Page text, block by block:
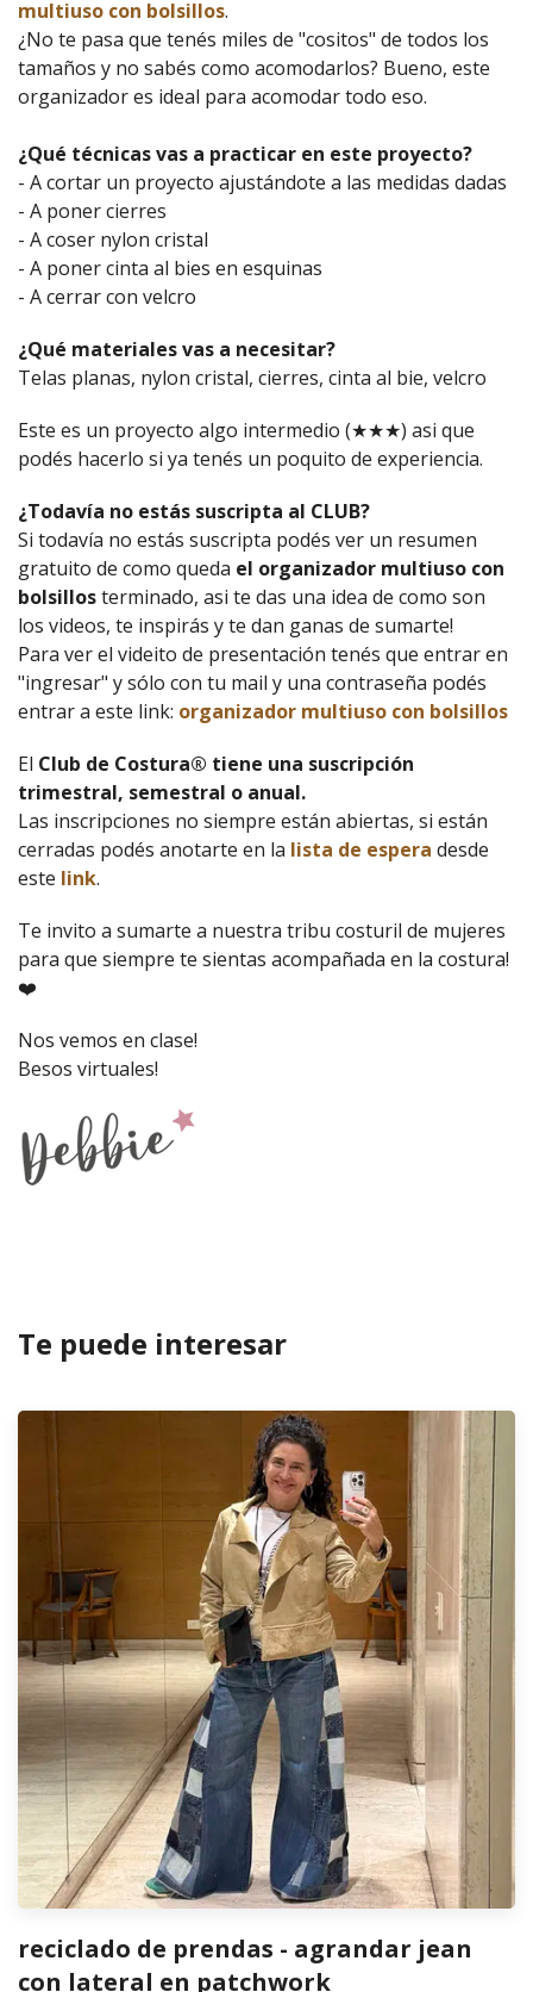
multiuso con bolsillos.
¿No te pasa que tenés miles de "cositos" de todos los
tamaños y no sabés como acomodarlos? Bueno, este
organizador es ideal para acomodar todo eso.
¿Qué técnicas vas a practicar en este proyecto?
- A cortar un proyecto ajustándote a las medidas dadas
- A poner cierres
- A coser nylon cristal
- A poner cinta al bies en esquinas
- A cerrar con velcro
¿Qué materiales vas a necesitar?
Telas planas, nylon cristal, cierres, cinta al bie, velcro
Este es un proyecto algo intermedio (★★★) asi que
podés hacerlo si ya tenés un poquito de experiencia.
¿Todavía no estás suscripta al CLUB?
Si todavía no estás suscripta podés ver un resumen
gratuito de como queda el organizador multiuso con
bolsillosterminado, asi te das una idea de como son
los videos, te inspirás y te dan ganas de sumarte!
Para ver el videito de presentación tenés que entrar en
"ingresar" y sólo con tu mail y una contraseña podés
entrar a este link: organizador multiuso con bolsillos
El Club de Costura® tiene una suscripción
trimestral, semestral o anual.
Las inscripciones no siempre están abiertas, si están
cerradas podés anotarte en la lista de espera desde
este link.
Te invito a sumarte a nuestra tribu costuril de mujeres
para que siempre te sientas acompañada en la costura!
❤️
Nos vemos en clase!
Besos virtuales!
Te puede interesar
reciclado de prendas - agrandar jean
con lateral en patchwork